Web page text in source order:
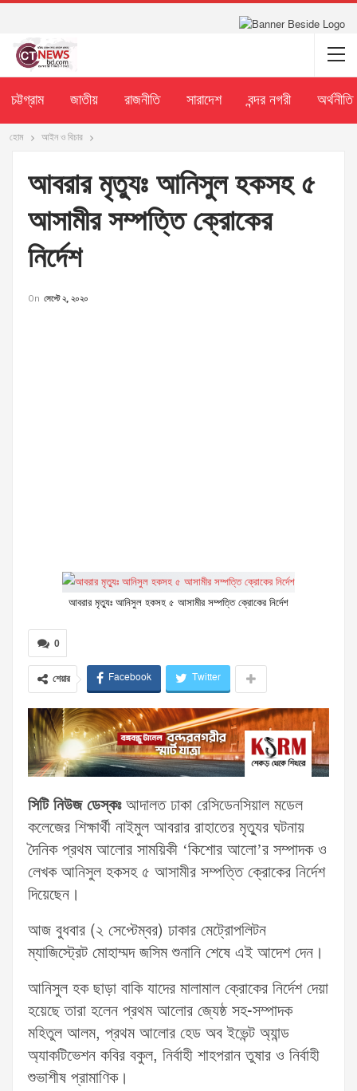
চট্টগ্রাম জাতীয় রাজনীতি সারাদেশ বন্দর নগরী অর্থনীতি
হোম আইন ও বিচার
আবরার মৃত্যুঃ আনিসুল হকসহ ৫
আসামীর সম্পত্তি ক্রোকের
নির্দেশ
On সেপ্টে ২, ২০২০
আবরার মৃত্যুঃ আনিসুল হকসহ ৫ আসামীর সম্পত্তি ক্রোকের নির্দেশ
0
শেয়ার Facebook Twitter
সিটি নিউজ ডেস্কঃআদালত ঢাকা রেসিডেনসিয়াল মডেল
কলেজের শিক্ষার্থী নাইমুল আবরার রাহাতের মৃত্যুর ঘটনায়
দৈনিক প্রথম আলোর সাময়িকী ‘কিশোর আলো’র সম্পাদক ও
লেখক আনিসুল হকসহ ৫ আসামীর সম্পত্তি ক্রোকের নির্দেশ
দিয়েছেন।
আজ বুধবার (২ সেপ্টেম্বর) ঢাকার মেট্রোপলিটন
ম্যাজিস্ট্রেট মোহাম্মদ জসিম শুনানি শেষে এই আদেশ দেন।
আনিসুল হক ছাড়া বাকি যাদের মালামাল ক্রোকের নির্দেশ দেয়া
হয়েছে তারা হলেন প্রথম আলোর জ্যেষ্ঠ সহ-সম্পাদক
মহিতুল আলম, প্রথম আলোর হেড অব ইভেন্ট অ্যান্ড
অ্যাকটিভেশন কবির বকুল, নির্বাহী শাহপরান তুষার ও নির্বাহী
শুভাশীষ প্রামাণিক।